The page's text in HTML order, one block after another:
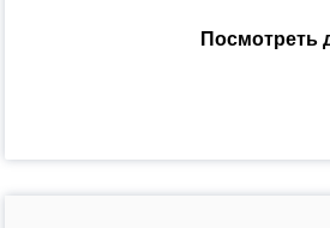
Посмотреть